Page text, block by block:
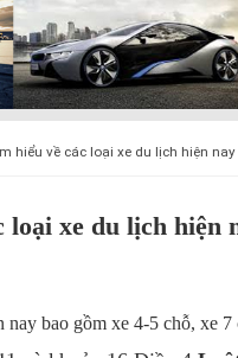
hiểu về các loại xe du lịch hiện
loại xe du lịch hiện
nay bao gồm xe 4-5 chỗ, xe